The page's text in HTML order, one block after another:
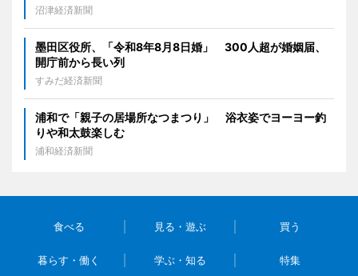
沼津経済新聞
墨田区役所、「令和8年8月8日婚」 300人超が婚姻届、
開庁前から長い列
すみだ経済新聞
浦和で「親子の居場所なつまつり」 浴衣姿でヨーヨー釣
りや和太鼓楽しむ
浦和経済新聞
食べる 見る・遊ぶ 買う
暮らす・働く 学ぶ・知る 特集